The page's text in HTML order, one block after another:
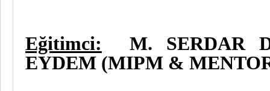
Eğitimci: M. SERDAR
EYDEM (MIPM &